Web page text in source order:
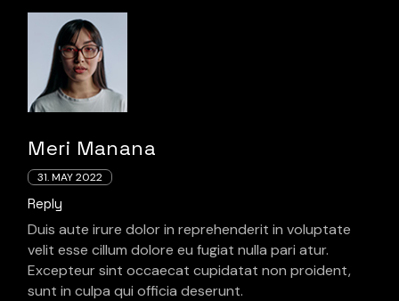
Meri Manana
31. MAY 2022
Reply
Duis aute irure dolor in reprehenderit in voluptate
velit esse cillum dolore eu fugiat nulla pari atur.
Excepteur sint occaecat cupidatat non proident,
sunt in culpa qui officia deserunt.